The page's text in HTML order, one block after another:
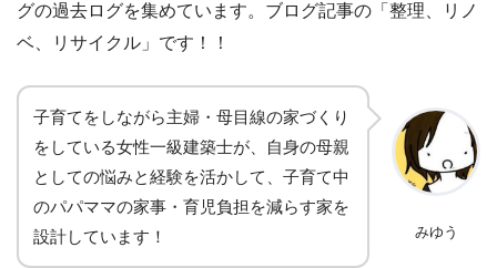
グの過去ログを集めています。ブログ記事の「整理、リノ
ベ、リサイクル」です！！
子育てをしながら主婦・母目線の家づくり
をしている女性一級建築士が、自身の母親
としての悩みと経験を活かして、子育て中
のパパママの家事・育児負担を減らす家を
設計しています！
みゆう